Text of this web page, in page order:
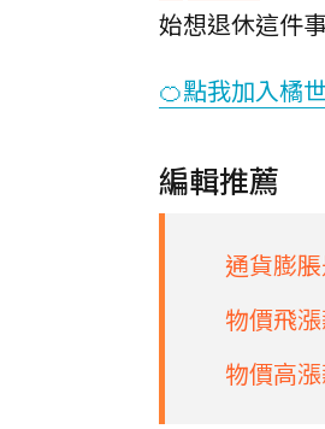
始想退休這件
🍊點我加入橘
編輯推薦
通貨膨
物價飛
物價高